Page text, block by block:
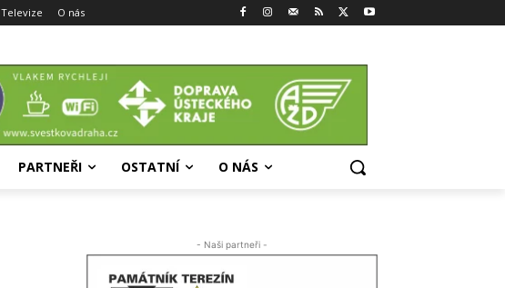
Televize O nás
PARTNEŘI OSTATNÍ O NÁS
- Naši partneři -